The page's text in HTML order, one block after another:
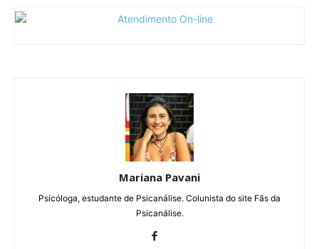
Mariana Pavani
Psicóloga, estudante de Psicanálise. Colunista do site Fãs da
Psicanálise.